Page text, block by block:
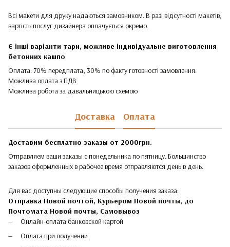
Всі макети для друку надаються замовником. В разі відсутності макетів,
вартість послуг дизайнера оплачується окремо.
Є інші варіанти тари, можливе індивідуальне виготовлення
бетонних кашпо
Оплата: 70% передплата, 30% по факту готовності замовлення.
Можлива оплата з ПДВ
Можлива робота за давальницькою схемою
Доставка Оплата
Доставим бесплатно заказы от 2000грн.
Отправляем ваши заказы с понедельника по пятницу. Большинство
заказов оформленных в рабочее время отправляются день в день.
Для вас доступны следующие способы получения заказа:
Отправка Новой почтой, Курьером Новой почты, до
Почтомата Новой почты, Самовывоз
Онлайн-оплата банковской картой
Оплата при получении